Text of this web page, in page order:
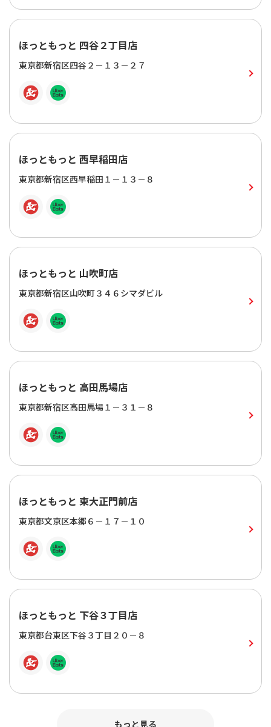
ほっともっと 四谷２丁目店
東京都新宿区四谷２－１３－２７
ほっともっと 西早稲田店
東京都新宿区西早稲田１－１３－８
ほっともっと 山吹町店
東京都新宿区山吹町３４６シマダビル
ほっともっと 高田馬場店
東京都新宿区高田馬場１－３１－８
ほっともっと 東大正門前店
東京都文京区本郷６－１７－１０
ほっともっと 下谷３丁目店
東京都台東区下谷３丁目２０－８
もっと見る